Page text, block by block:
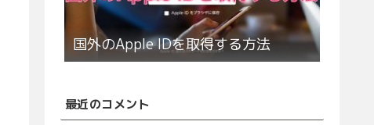
国外のApple IDを取得する方法
最近のコメント